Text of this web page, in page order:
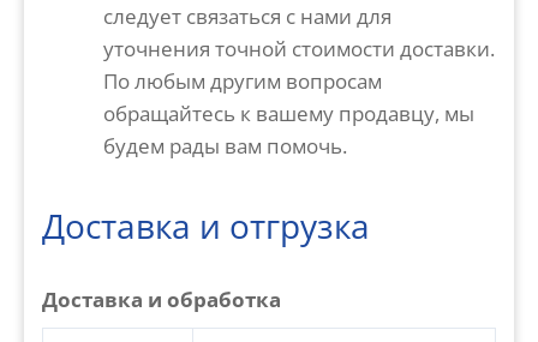
следует связаться с нами для
уточнения точной стоимости доставки.
По любым другим вопросам
обращайтесь к вашему продавцу, мы
будем рады вам помочь.
Доставка и отгрузка
Доставка и обработка